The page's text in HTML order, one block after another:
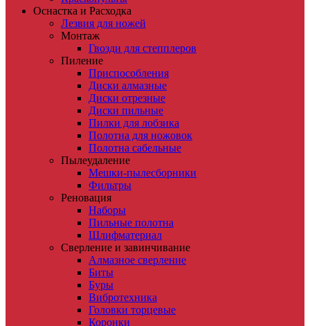
Оснастка и Расходка
Лезвия для ножей
Монтаж
Гвозди для степплеров
Пиление
Приспособления
Диски алмазные
Диски отрезные
Диски пильные
Пилки для лобзика
Полотна для ножовок
Полотна сабельные
Пылеудаление
Мешки-пылесборники
Фильтры
Реновация
Наборы
Пильные полотна
Шлифматериал
Сверление и завинчивание
Алмазное сверление
Биты
Буры
Вибротехника
Головки торцевые
Коронки